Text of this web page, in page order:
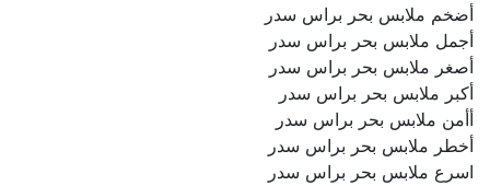
أضخم ملابس بحر براس سدر
أجمل ملابس بحر براس سدر
أصغر ملابس بحر براس سدر
أكبر ملابس بحر براس سدر
أأمن ملابس بحر براس سدر
أخطر ملابس بحر براس سدر
اسرع ملابس بحر براس سدر